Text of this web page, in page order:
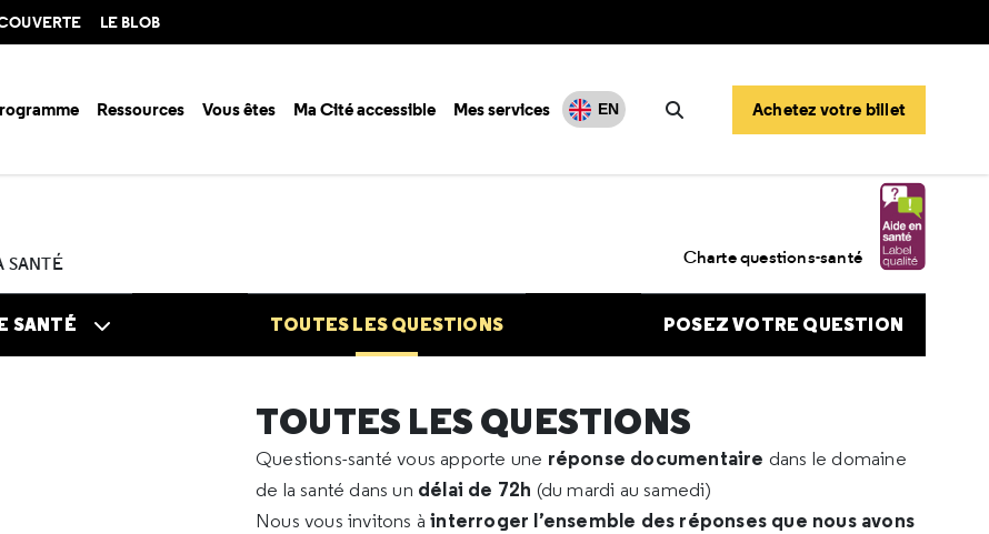
LE BLOB
Ressources Vous êtes Ma Cité accessible Mes services EN
Rechercher
Achetez votre billet
SANTÉ Charte questions-santé
SANTÉ TOUTES LES QUESTIONS POSEZ VOTRE QUESTION
TOUTES LES QUESTIONS
Questions-santé vous apporte une réponse documentaire dans le domaine
de la santé dans un délai de 72h (du mardi au samedi)
Nous vous invitons àinterroger l’ensemble des réponses que nous avons